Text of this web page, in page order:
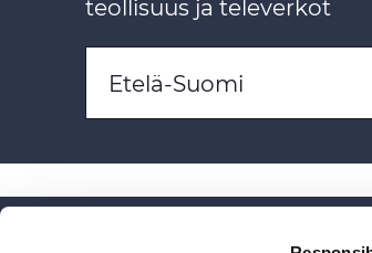
teollisuus ja televerkot
Etelä-Suomi